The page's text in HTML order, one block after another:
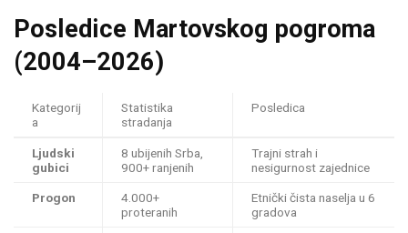
Posledice Martovskog pogroma
(2004–2026)
Kategorij
a
Statistika
stradanja
Posledica
Ljudski
gubici
8 ubijenih Srba,
900+ ranjenih
Trajni strah i
nesigurnost zajednice
Progon
4.000+
proteranih
Etnički čista naselja u 6
gradova